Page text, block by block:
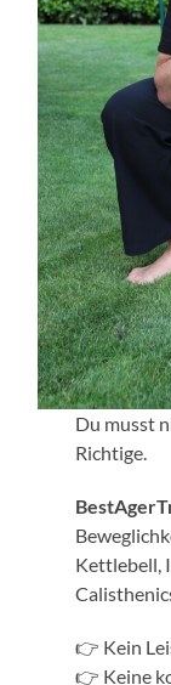
Du musst
Richtige.
Kettlebell,
👉 Kein
👉 Keine